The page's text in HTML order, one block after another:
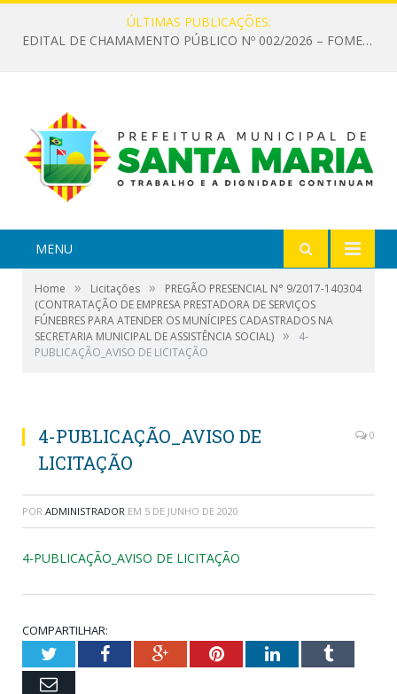
ÚLTIMAS PUBLICAÇÕES:
EDITAL DE CHAMAMENTO PÚBLICO Nº 002/2026 – FOMENTO À EXECUÇÃO DE AÇÕES CULTURAIS
MENU
Home » Licitações »
PREGÃO PRESENCIAL N° 9/2017-140304
(CONTRATAÇÃO DE EMPRESA PRESTADORA DE SERVIÇOS
FÚNEBRES PARA ATENDER OS MUNÍCIPES CADASTRADOS NA
SECRETARIA MUNICIPAL DE ASSISTÊNCIA SOCIAL) »
4-
PUBLICAÇÃO_AVISO DE LICITAÇÃO
4-PUBLICAÇÃO_AVISO DE
LICITAÇÃO
0
POR ADMINISTRADOR EM 5 DE JUNHO DE 2020
4-PUBLICAÇÃO_AVISO DE LICITAÇÃO
COMPARTILHAR:
TwitterFacebookGoogle+PinterestLinkedInTumblr
Email